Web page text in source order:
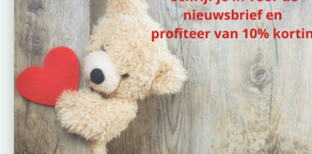
Wil jij geen acties en speciale